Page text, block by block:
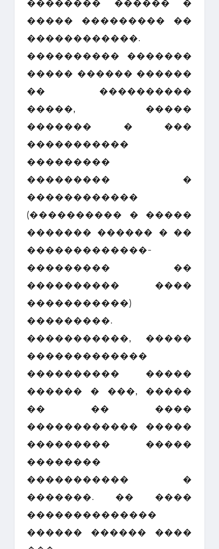
�������� ������ �
����� ��������� ��
������������.
���������� �������
����� ������ ������
�� ����������
�����, �����
������� � ���
�����������
���������
��������� �
������������
(���������� � �����
������� ������ � ��
�������������-
��������� ��
���������� ����
�����������)
���������.
�����������, �����
�������������
���������� �����
������ � ���, �����
�� �� ����
������������ �����
��������� �����
��������
����������� �
�������. �� ����
��������������
������ ������ ����